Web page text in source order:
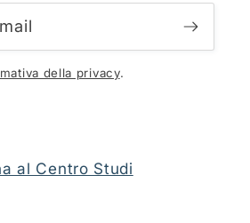
della privacy.
al Centro Studi